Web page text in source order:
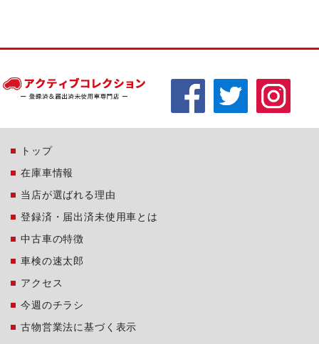
トップ
在庫車情報
当店が選ばれる理由
登録済・届出済未使用車とは
中古車の特徴
車検の速太郎
アクセス
今週のチラシ
古物営業法に基づく表示